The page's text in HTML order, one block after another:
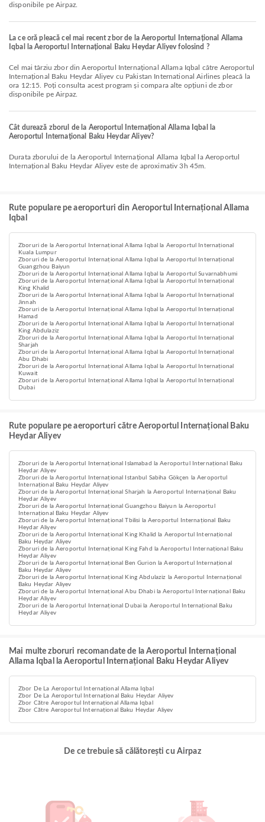
disponibile pe Airpaz.
La ce oră pleacă cel mai recent zbor de la Aeroportul Internațional Allama
Iqbal la Aeroportul Internațional Baku Heydar Aliyev folosind ?
Cel mai târziu zbor din Aeroportul Internațional Allama Iqbal către Aeroportul
Internațional Baku Heydar Aliyev cu Pakistan International Airlines pleacă la
ora 12:15. Poți consulta acest program și compara alte opțiuni de zbor
disponibile pe Airpaz.
Cât durează zborul de la Aeroportul Internațional Allama Iqbal la
Aeroportul Internațional Baku Heydar Aliyev?
Durata zborului de la Aeroportul Internațional Allama Iqbal la Aeroportul
Internațional Baku Heydar Aliyev este de aproximativ 3h 45m.
Rute populare pe aeroporturi din Aeroportul Internațional Allama
Iqbal
Zboruri de la Aeroportul Internațional Allama Iqbal la Aeroportul Internațional
Kuala Lumpur
Zboruri de la Aeroportul Internațional Allama Iqbal la Aeroportul Internațional
Guangzhou Baiyun
Zboruri de la Aeroportul Internațional Allama Iqbal la Aeroportul Suvarnabhumi
Zboruri de la Aeroportul Internațional Allama Iqbal la Aeroportul Internațional
King Khalid
Zboruri de la Aeroportul Internațional Allama Iqbal la Aeroportul Internațional
Jinnah
Zboruri de la Aeroportul Internațional Allama Iqbal la Aeroportul Internațional
Hamad
Zboruri de la Aeroportul Internațional Allama Iqbal la Aeroportul Internațional
King Abdulaziz
Zboruri de la Aeroportul Internațional Allama Iqbal la Aeroportul Internațional
Sharjah
Zboruri de la Aeroportul Internațional Allama Iqbal la Aeroportul Internațional
Abu Dhabi
Zboruri de la Aeroportul Internațional Allama Iqbal la Aeroportul Internațional
Kuwait
Zboruri de la Aeroportul Internațional Allama Iqbal la Aeroportul Internațional
Dubai
Rute populare pe aeroporturi către Aeroportul Internațional Baku
Heydar Aliyev
Zboruri de la Aeroportul Internațional Islamabad la Aeroportul Internațional Baku
Heydar Aliyev
Zboruri de la Aeroportul Internațional Istanbul Sabiha Gökçen la Aeroportul
Internațional Baku Heydar Aliyev
Zboruri de la Aeroportul Internațional Sharjah la Aeroportul Internațional Baku
Heydar Aliyev
Zboruri de la Aeroportul Internațional Guangzhou Baiyun la Aeroportul
Internațional Baku Heydar Aliyev
Zboruri de la Aeroportul Internațional Tbilisi la Aeroportul Internațional Baku
Heydar Aliyev
Zboruri de la Aeroportul Internațional King Khalid la Aeroportul Internațional
Baku Heydar Aliyev
Zboruri de la Aeroportul Internațional King Fahd la Aeroportul Internațional Baku
Heydar Aliyev
Zboruri de la Aeroportul Internațional Ben Gurion la Aeroportul Internațional
Baku Heydar Aliyev
Zboruri de la Aeroportul Internațional King Abdulaziz la Aeroportul Internațional
Baku Heydar Aliyev
Zboruri de la Aeroportul Internațional Abu Dhabi la Aeroportul Internațional Baku
Heydar Aliyev
Zboruri de la Aeroportul Internațional Dubai la Aeroportul Internațional Baku
Heydar Aliyev
Mai multe zboruri recomandate de la Aeroportul Internațional
Allama Iqbal la Aeroportul Internațional Baku Heydar Aliyev
Zbor De La Aeroportul Internațional Allama Iqbal
Zbor De La Aeroportul Internațional Baku Heydar Aliyev
Zbor Către Aeroportul Internațional Allama Iqbal
Zbor Către Aeroportul Internațional Baku Heydar Aliyev
De ce trebuie să călătorești cu Airpaz